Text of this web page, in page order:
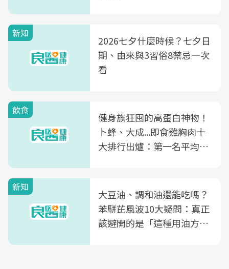
新知
2026七夕什麼時候？七夕日
期、由來與3習俗8禁忌一次
看
飲食
健身族狂囤的高蛋白神物！
卜蜂、大成...即食雞胸肉十
大排行出爐：第一名平均一
新知
大豆油、調和油還能吃嗎？
苯駢芘風波10大疑問：真正
該避開的是「這種用油方